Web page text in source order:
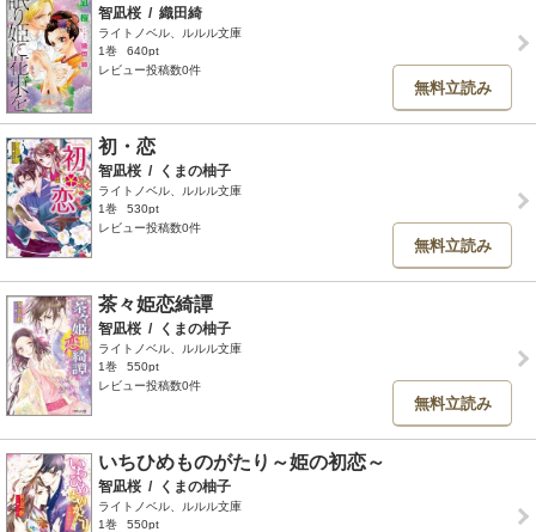
智凪桜 / 織田綺
ライトノベル、ルルル文庫
1巻
640pt
レビュー投稿数0件
無料立読み
初・恋
智凪桜 / くまの柚子
ライトノベル、ルルル文庫
1巻
530pt
レビュー投稿数0件
無料立読み
茶々姫恋綺譚
智凪桜 / くまの柚子
ライトノベル、ルルル文庫
1巻
550pt
レビュー投稿数0件
無料立読み
いちひめものがたり～姫の初恋～
智凪桜 / くまの柚子
ライトノベル、ルルル文庫
1巻
550pt